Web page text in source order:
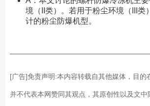
境（II类）。若用于粉尘环境（III类
计的粉尘防爆机型。
[广告]免责声明:本内容转载自其他媒体，目的
并不代表本网赞同其观点，其原创性以及文中